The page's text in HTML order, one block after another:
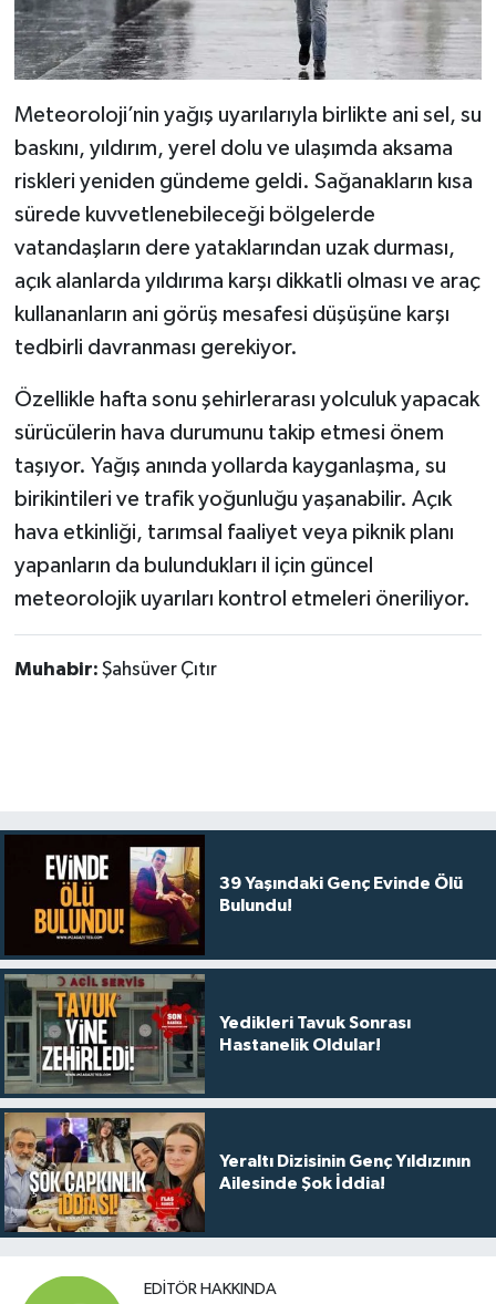
Meteoroloji’nin yağış uyarılarıyla birlikte ani sel, su
baskını, yıldırım, yerel dolu ve ulaşımda aksama
riskleri yeniden gündeme geldi. Sağanakların kısa
sürede kuvvetlenebileceği bölgelerde
vatandaşların dere yataklarından uzak durması,
açık alanlarda yıldırıma karşı dikkatli olması ve araç
kullananların ani görüş mesafesi düşüşüne karşı
tedbirli davranması gerekiyor.
Özellikle hafta sonu şehirlerarası yolculuk yapacak
sürücülerin hava durumunu takip etmesi önem
taşıyor. Yağış anında yollarda kayganlaşma, su
birikintileri ve trafik yoğunluğu yaşanabilir. Açık
hava etkinliği, tarımsal faaliyet veya piknik planı
yapanların da bulundukları il için güncel
meteorolojik uyarıları kontrol etmeleri öneriliyor.
Muhabir: Şahsüver Çıtır
39 Yaşındaki Genç Evinde Ölü
Bulundu!
Yedikleri Tavuk Sonrası
Hastanelik Oldular!
Yeraltı Dizisinin Genç Yıldızının
Ailesinde Şok İddia!
EDITÖR HAKKINDA